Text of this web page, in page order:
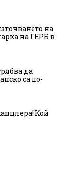
на
на ГЕРБ в
да
са по-
Кой